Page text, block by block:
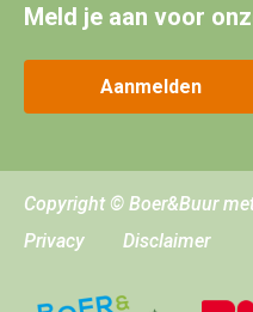
Meld je aan voor
Aanmelden
Copyright © Boer&Buur
Privacy
Disclaimer